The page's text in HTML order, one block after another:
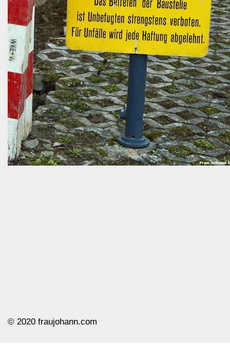
© ️2020 fraujohann.com